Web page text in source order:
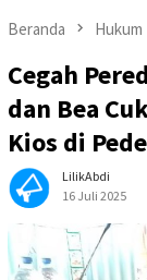
Beranda Hukum
Cegah
dan Bea
Kios di
LilikAbdi
16 Juli 2025